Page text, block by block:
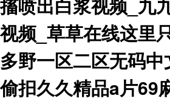
视频_草草在线这里
多野一区二区无码
偷抇久久精品a片69